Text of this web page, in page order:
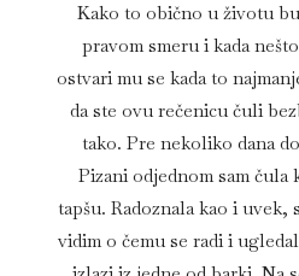
Kako to obično u životu
pravom smeru i kada
ostvari mu se kada to
da ste ovu rečenicu čuli
tako. Pre nekoliko dana
Pizani odjednom sam
tapšu. Radoznala kao i uvek,
vidim o čemu se radi i